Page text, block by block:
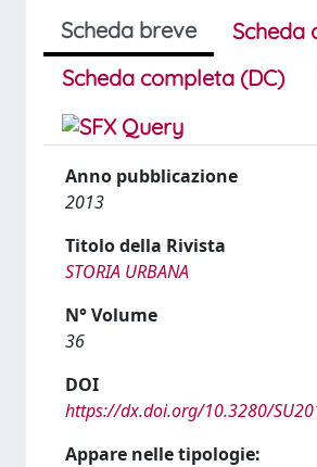
Scheda breve
Scheda
Scheda completa (DC)
Anno pubblicazione
2013
Titolo della Rivista
STORIA URBANA
N° Volume
36
DOI
https://dx.doi.org/10.3280/
Appare nelle tipologie: